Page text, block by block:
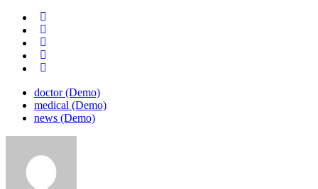
doctor (Demo)
medical (Demo)
news (Demo)